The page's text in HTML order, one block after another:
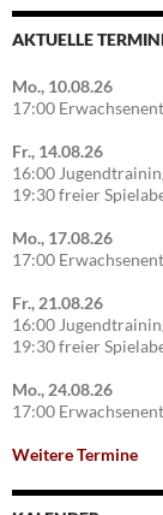
AKTUELLE
Mo., 10.08.26
17:00
Fr., 14.08.26
16:00
19:30 freier
Mo., 17.08.26
17:00
Fr., 21.08.26
16:00
19:30 freier
Mo., 24.08.26
17:00
Weitere Termine